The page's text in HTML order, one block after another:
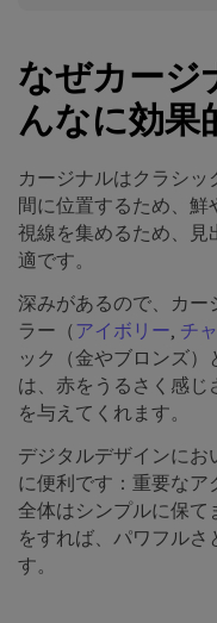
なぜカージ
んなに効果
カージナルはクラシ
間に位置するため、鮮
視線を集めるため、見
適です。
深みがあるので、カー
ラー（アイボリー, チ
ック（金やブロンズ
は、赤をうるさく感じ
を与えてくれます。
デジタルデザインに
に便利です：重要な
全体はシンプルに保て
をすれば、パワフルさ
す。